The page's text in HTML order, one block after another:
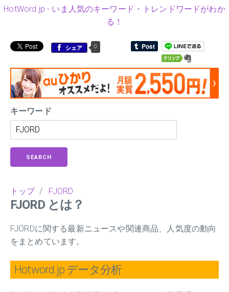
HotWord.jp - いま人気のキーワード・トレンドワードがわか
る！
シェア 0
キーワード
SEARCH
トップ/ FJORD
FJORD とは？
FJORDに関する最新ニュースや関連商品、人気度の動向
をまとめています。
Hotword.jp データ分析